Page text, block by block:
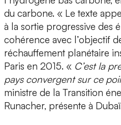
du carbone. « Le texte
à la sortie progressive des
cohérence avec l’objectif
réchauffement planétaire
Paris en 2015. « C’est la
pays convergent sur ce
ministre de la Transition
Runacher, présente à